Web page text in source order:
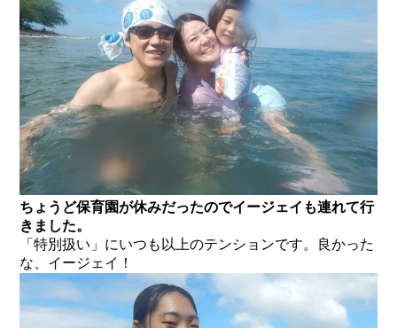
ちょうど保育園が休みだったのでイージェイも連れて行
きました。
「特別扱い」にいつも以上のテンションです。良かった
な、イージェイ！